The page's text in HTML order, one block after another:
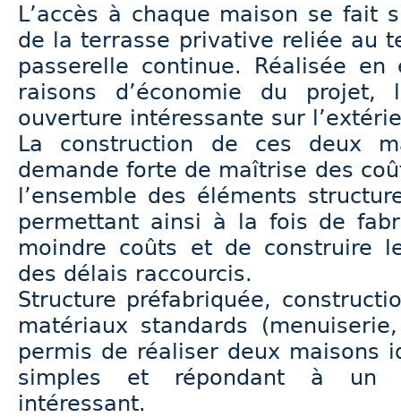
L’accès à chaque maison se fait
de la terrasse privative reliée au
passerelle continue. Réalisée en
raisons d’économie du
ouverture intéressante sur
La construction de ces deux
demande forte de maîtrise des
l’ensemble des éléments
permettant ainsi à la fois de
moindre coûts et de construire
des délais raccourcis.
Structure préfabriquée,
matériaux standards
permis de réaliser deux maisons
simples et répondant à un
intéressant.